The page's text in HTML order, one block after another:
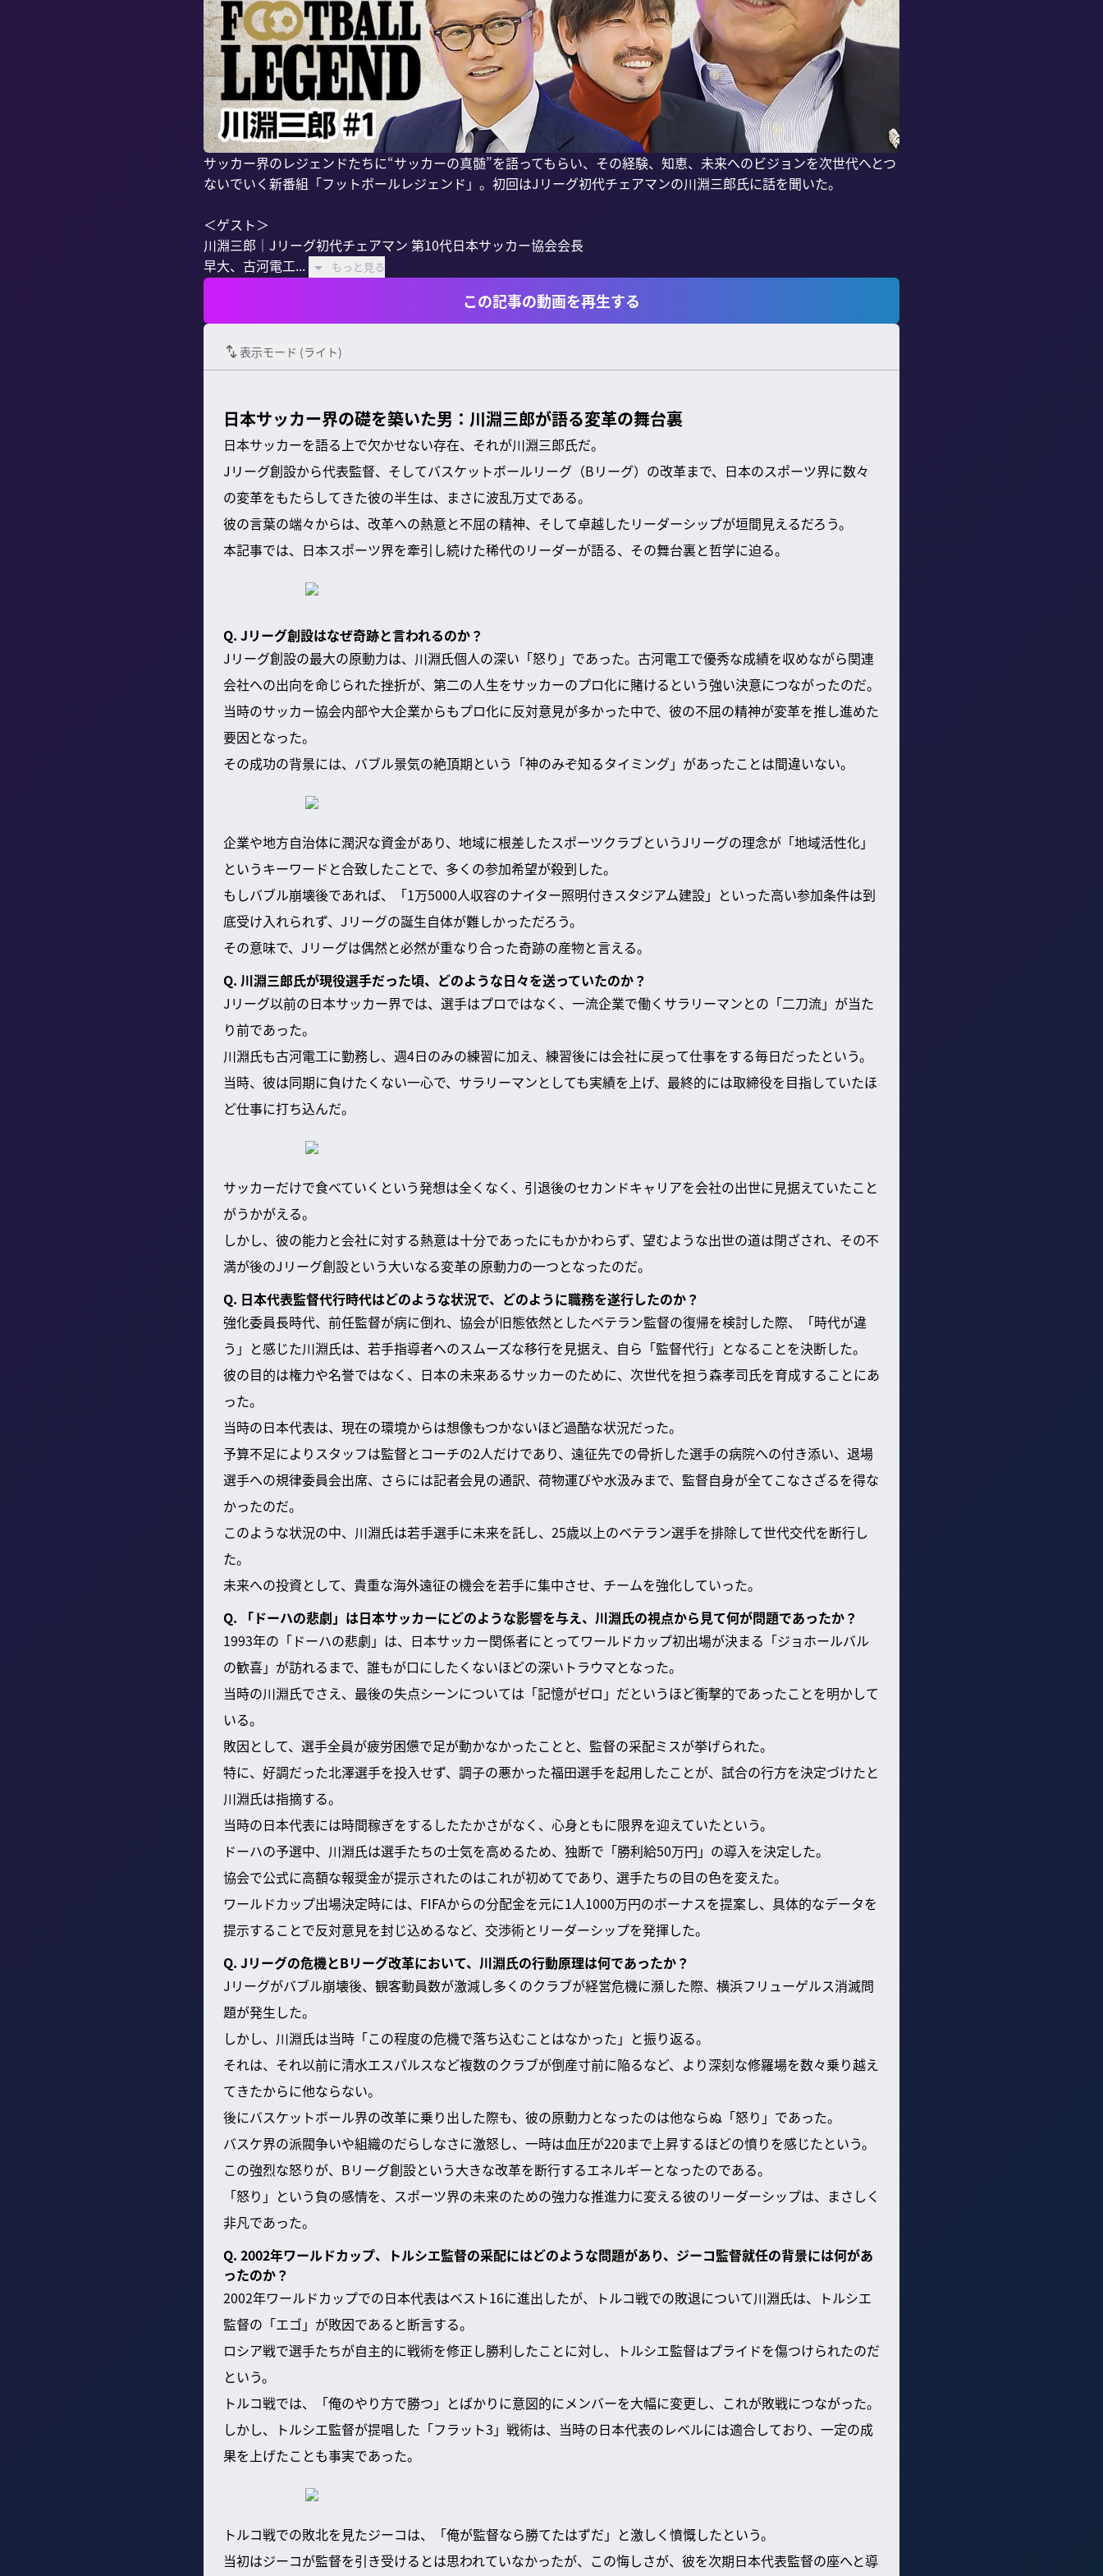
サッカー界のレジェンドたちに“サッカーの真髄”を語ってもらい、その経験、知恵、未来へのビジョンを次世代へとつ
ないでいく新番組「フットボールレジェンド」。初回はJリーグ初代チェアマンの川淵三郎氏に話を聞いた。
＜ゲスト＞
川淵三郎｜Jリーグ初代チェアマン 第10代日本サッカー協会会長
早大、古河電工...
もっと見る
この記事の動画を再生する
表示モード (ライト)
日本サッカー界の礎を築いた男：川淵三郎が語る変革の舞台裏
日本サッカーを語る上で欠かせない存在、それが川淵三郎氏だ。
Jリーグ創設から代表監督、そしてバスケットボールリーグ（Bリーグ）の改革まで、日本のスポーツ界に数々
の変革をもたらしてきた彼の半生は、まさに波乱万丈である。
彼の言葉の端々からは、改革への熱意と不屈の精神、そして卓越したリーダーシップが垣間見えるだろう。
本記事では、日本スポーツ界を牽引し続けた稀代のリーダーが語る、その舞台裏と哲学に迫る。
Q. Jリーグ創設はなぜ奇跡と言われるのか？
Jリーグ創設の最大の原動力は、川淵氏個人の深い「怒り」であった。古河電工で優秀な成績を収めながら関連
会社への出向を命じられた挫折が、第二の人生をサッカーのプロ化に賭けるという強い決意につながったのだ。
当時のサッカー協会内部や大企業からもプロ化に反対意見が多かった中で、彼の不屈の精神が変革を推し進めた
要因となった。
その成功の背景には、バブル景気の絶頂期という「神のみぞ知るタイミング」があったことは間違いない。
企業や地方自治体に潤沢な資金があり、地域に根差したスポーツクラブというJリーグの理念が「地域活性化」
というキーワードと合致したことで、多くの参加希望が殺到した。
もしバブル崩壊後であれば、「1万5000人収容のナイター照明付きスタジアム建設」といった高い参加条件は到
底受け入れられず、Jリーグの誕生自体が難しかっただろう。
その意味で、Jリーグは偶然と必然が重なり合った奇跡の産物と言える。
Q. 川淵三郎氏が現役選手だった頃、どのような日々を送っていたのか？
Jリーグ以前の日本サッカー界では、選手はプロではなく、一流企業で働くサラリーマンとの「二刀流」が当た
り前であった。
川淵氏も古河電工に勤務し、週4日のみの練習に加え、練習後には会社に戻って仕事をする毎日だったという。
当時、彼は同期に負けたくない一心で、サラリーマンとしても実績を上げ、最終的には取締役を目指していたほ
ど仕事に打ち込んだ。
サッカーだけで食べていくという発想は全くなく、引退後のセカンドキャリアを会社の出世に見据えていたこと
がうかがえる。
しかし、彼の能力と会社に対する熱意は十分であったにもかかわらず、望むような出世の道は閉ざされ、その不
満が後のJリーグ創設という大いなる変革の原動力の一つとなったのだ。
Q. 日本代表監督代行時代はどのような状況で、どのように職務を遂行したのか？
強化委員長時代、前任監督が病に倒れ、協会が旧態依然としたベテラン監督の復帰を検討した際、「時代が違
う」と感じた川淵氏は、若手指導者へのスムーズな移行を見据え、自ら「監督代行」となることを決断した。
彼の目的は権力や名誉ではなく、日本の未来あるサッカーのために、次世代を担う森孝司氏を育成することにあ
った。
当時の日本代表は、現在の環境からは想像もつかないほど過酷な状況だった。
予算不足によりスタッフは監督とコーチの2人だけであり、遠征先での骨折した選手の病院への付き添い、退場
選手への規律委員会出席、さらには記者会見の通訳、荷物運びや水汲みまで、監督自身が全てこなさざるを得な
かったのだ。
このような状況の中、川淵氏は若手選手に未来を託し、25歳以上のベテラン選手を排除して世代交代を断行し
た。
未来への投資として、貴重な海外遠征の機会を若手に集中させ、チームを強化していった。
Q. 「ドーハの悲劇」は日本サッカーにどのような影響を与え、川淵氏の視点から見て何が問題であったか？
1993年の「ドーハの悲劇」は、日本サッカー関係者にとってワールドカップ初出場が決まる「ジョホールバル
の歓喜」が訪れるまで、誰もが口にしたくないほどの深いトラウマとなった。
当時の川淵氏でさえ、最後の失点シーンについては「記憶がゼロ」だというほど衝撃的であったことを明かして
いる。
敗因として、選手全員が疲労困憊で足が動かなかったことと、監督の采配ミスが挙げられた。
特に、好調だった北澤選手を投入せず、調子の悪かった福田選手を起用したことが、試合の行方を決定づけたと
川淵氏は指摘する。
当時の日本代表には時間稼ぎをするしたたかさがなく、心身ともに限界を迎えていたという。
ドーハの予選中、川淵氏は選手たちの士気を高めるため、独断で「勝利給50万円」の導入を決定した。
協会で公式に高額な報奨金が提示されたのはこれが初めてであり、選手たちの目の色を変えた。
ワールドカップ出場決定時には、FIFAからの分配金を元に1人1000万円のボーナスを提案し、具体的なデータを
提示することで反対意見を封じ込めるなど、交渉術とリーダーシップを発揮した。
Q. Jリーグの危機とBリーグ改革において、川淵氏の行動原理は何であったか？
Jリーグがバブル崩壊後、観客動員数が激減し多くのクラブが経営危機に瀕した際、横浜フリューゲルス消滅問
題が発生した。
しかし、川淵氏は当時「この程度の危機で落ち込むことはなかった」と振り返る。
それは、それ以前に清水エスパルスなど複数のクラブが倒産寸前に陥るなど、より深刻な修羅場を数々乗り越え
てきたからに他ならない。
後にバスケットボール界の改革に乗り出した際も、彼の原動力となったのは他ならぬ「怒り」であった。
バスケ界の派閥争いや組織のだらしなさに激怒し、一時は血圧が220まで上昇するほどの憤りを感じたという。
この強烈な怒りが、Bリーグ創設という大きな改革を断行するエネルギーとなったのである。
「怒り」という負の感情を、スポーツ界の未来のための強力な推進力に変える彼のリーダーシップは、まさしく
非凡であった。
Q. 2002年ワールドカップ、トルシエ監督の采配にはどのような問題があり、ジーコ監督就任の背景には何があ
ったのか？
2002年ワールドカップでの日本代表はベスト16に進出したが、トルコ戦での敗退について川淵氏は、トルシエ
監督の「エゴ」が敗因であると断言する。
ロシア戦で選手たちが自主的に戦術を修正し勝利したことに対し、トルシエ監督はプライドを傷つけられたのだ
という。
トルコ戦では、「俺のやり方で勝つ」とばかりに意図的にメンバーを大幅に変更し、これが敗戦につながった。
しかし、トルシエ監督が提唱した「フラット3」戦術は、当時の日本代表のレベルには適合しており、一定の成
果を上げたことも事実であった。
トルコ戦での敗北を見たジーコは、「俺が監督なら勝てたはずだ」と激しく憤慨したという。
当初はジーコが監督を引き受けるとは思われていなかったが、この悔しさが、彼を次期日本代表監督の座へと導